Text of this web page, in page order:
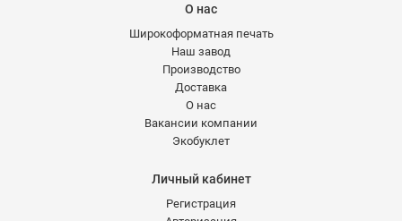
О нас
Широкоформатная печать
Наш завод
Производство
Доставка
О нас
Вакансии компании
Экобуклет
Личный кабинет
Регистрация